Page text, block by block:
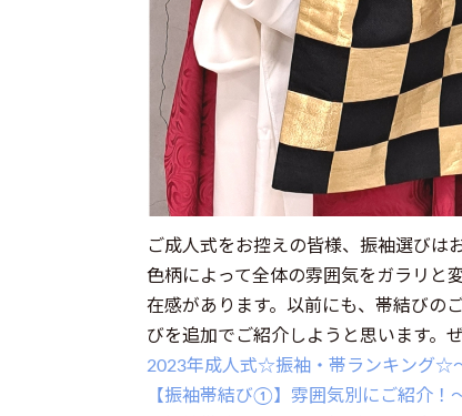
ご成人式をお控えの皆様、振袖選びは
色柄によって全体の雰囲気をガラリと
在感があります。以前にも、帯結びの
びを追加でご紹介しようと思います。
2023年成人式☆振袖・帯ランキング☆
【振袖帯結び①】雰囲気別にご紹介！